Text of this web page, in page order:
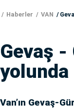
Haberler VAN
Gevaş -
yolunda
Van’ın Gevaş-